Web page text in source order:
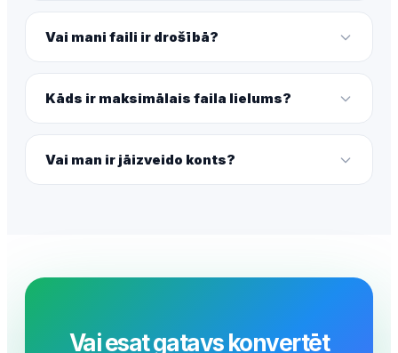
Vai mani faili ir drošībā?
Kāds ir maksimālais faila lielums?
Vai man ir jāizveido konts?
Vai esat gatavs konvertēt